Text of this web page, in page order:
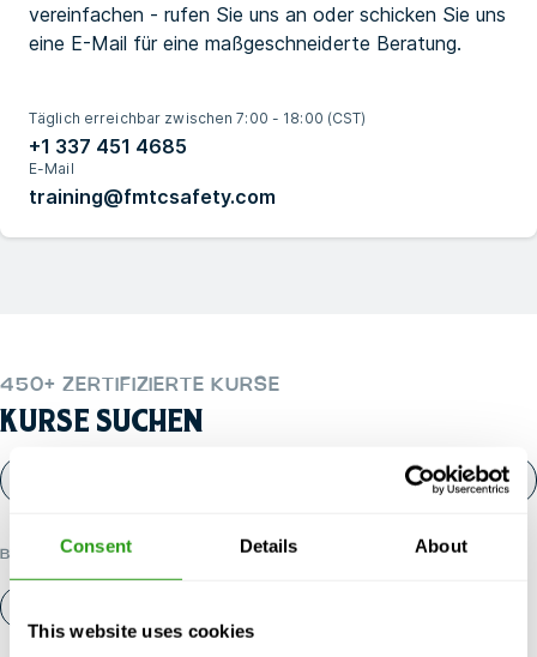
Consent Details About
This website uses cookies
vereinfachen - rufen Sie uns an oder schicken Sie uns
eine E-Mail für eine maßgeschneiderte Beratung.
Täglich erreichbar zwischen 7:00 - 18:00 (CST)
+1 337 451 4685
E-Mail
training@fmtcsafety.com
450+ ZERTIFIZIERTE KURSE
KURSE SUCHEN
BELIEBTE KATEGORIEN